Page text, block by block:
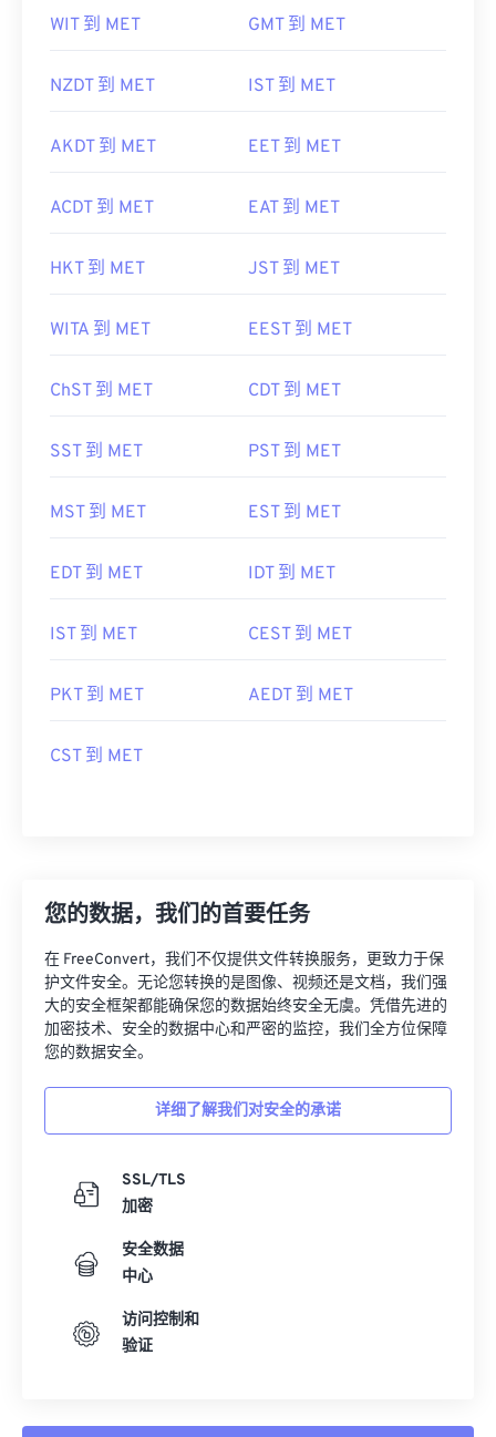
WIT 到 MET GMT 到 MET
NZDT 到 MET IST 到 MET
AKDT 到 MET EET 到 MET
ACDT 到 MET EAT 到 MET
HKT 到 MET JST 到 MET
WITA 到 MET EEST 到 MET
ChST 到 MET CDT 到 MET
SST 到 MET PST 到 MET
MST 到 MET EST 到 MET
EDT 到 MET IDT 到 MET
IST 到 MET CEST 到 MET
PKT 到 MET AEDT 到 MET
CST 到 MET
您的数据，我们的首要任务
在 FreeConvert，我们不仅提供文件转换服务，更致力于保
护文件安全。无论您转换的是图像、视频还是文档，我们强
大的安全框架都能确保您的数据始终安全无虞。凭借先进的
加密技术、安全的数据中心和严密的监控，我们全方位保障
您的数据安全。
详细了解我们对安全的承诺
SSL/TLS
加密
安全数据
中心
访问控制和
验证